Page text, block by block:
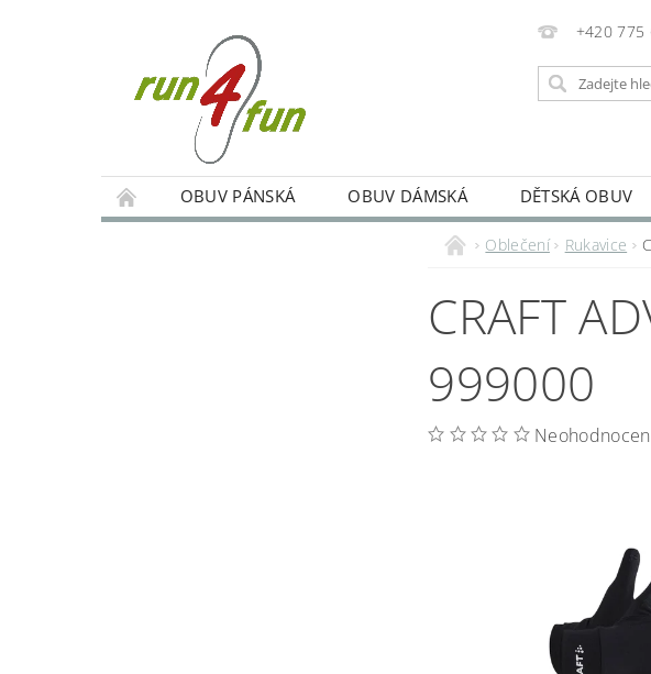
+420 775
OBUV PÁNSKÁ OBUV DÁMSKÁ DĚTSKÁ OBUV
KAMENNÁ PRODEJNA
Oblečení Rukavice
CRAFT
999000